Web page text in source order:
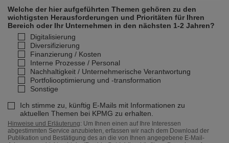
Welche der hier aufgeführten Themen gehören zu den
wichtigsten Herausforderungen und Prioritäten für Ihren
Bereich oder Ihr Unternehmen in den nächsten 1-2 Jahren?
Digitalisierung
Diversifizierung
Finanzierung / Kosten
Interne Prozesse / Personal
Nachhaltigkeit / Unternehmerische Verantwortung
Portfoliooptimierung und -transformation
Sonstige
Hinweise und Erläuterung: Um Ihnen einen auf Ihre Interessen
abgestimmten Service anzubieten, erfassen wir nach dem Download der
Publikation und Bestätigung des an die von Ihnen angegebene E-Mail-
Ich stimme zu, künftig E-Mails mit Informationen zu
aktuellen Themen bei KPMG zu erhalten.